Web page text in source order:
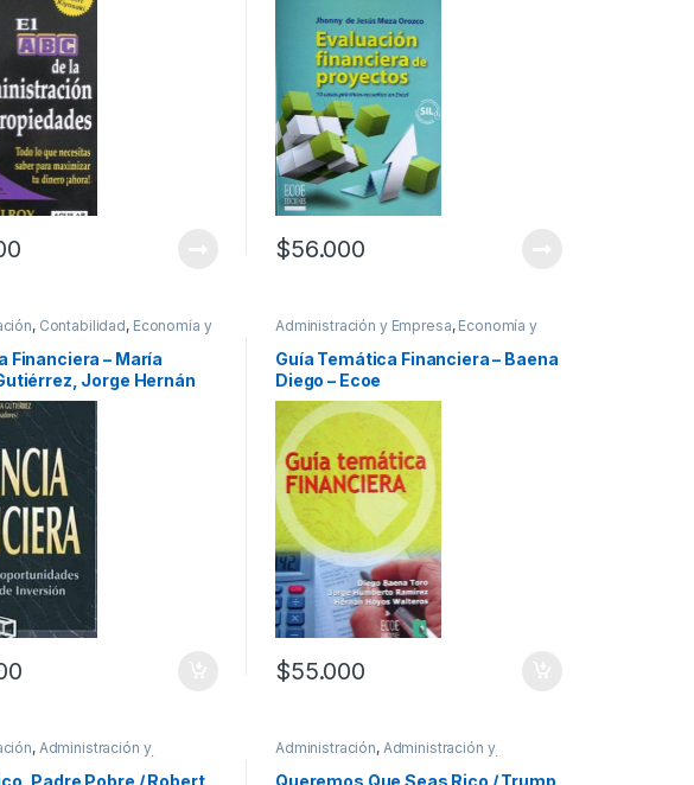
$56.000
, Contabilidad, Economía y
Negocios
Financiera – María
Jorge Hernán
– Tercer Mundo
Administración y Empresa, Economía y
Profesionales y tecnicos
Guía Temática Financiera – Baena
Diego – Ecoe
$55.000
, Administración y
Autoayuda y Superación
y Finanzas,Interes
Padre Pobre / Robert
Administración, Administración y
Autoayuda y Superación
Seller,Interes General,Negocios e
Queremos Que Seas Rico / Trump